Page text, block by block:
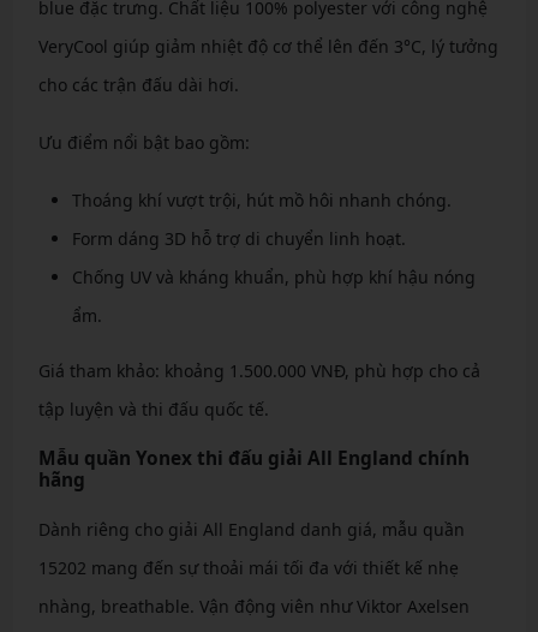
blue đặc trưng. Chất liệu 100% polyester với công nghệ
VeryCool giúp giảm nhiệt độ cơ thể lên đến 3°C, lý tưởng
cho các trận đấu dài hơi.
Ưu điểm nổi bật bao gồm:
Thoáng khí vượt trội, hút mồ hôi nhanh chóng.
Form dáng 3D hỗ trợ di chuyển linh hoạt.
Chống UV và kháng khuẩn, phù hợp khí hậu nóng
ẩm.
Giá tham khảo: khoảng 1.500.000 VNĐ, phù hợp cho cả
tập luyện và thi đấu quốc tế.
Mẫu quần Yonex thi đấu giải All England chính
hãng
Dành riêng cho giải All England danh giá, mẫu quần
15202 mang đến sự thoải mái tối đa với thiết kế nhẹ
nhàng, breathable. Vận động viên như Viktor Axelsen